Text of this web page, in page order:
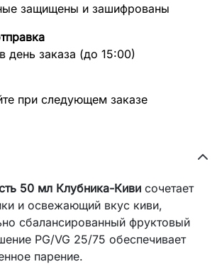
защищены и зашифрованы
день заказа (до 15:00)
при следующем заказе
50 мл Клубника-Киви сочетает
и освежающий вкус киви,
сбалансированный фруктовый
PG/VG 25/75 обеспечивает
парение.